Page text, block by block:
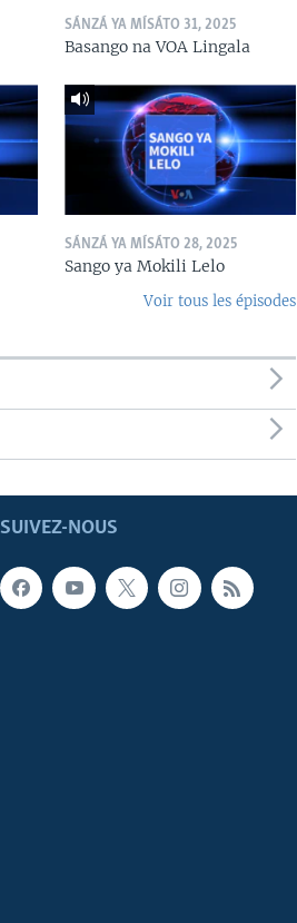
SÁNZÁ YA MÍSÁTO 31, 2025
Basango na VOA Lingala
SÁNZÁ YA MÍSÁTO 28, 2025
Sango ya Mokili Lelo
Voir tous les épisodes
SUIVEZ-NOUS